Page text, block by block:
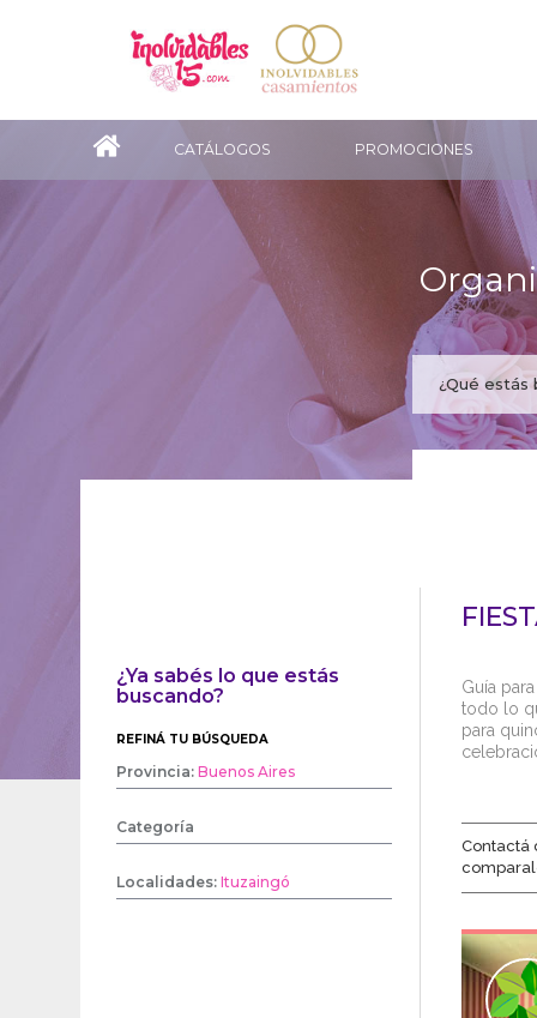
CATÁLOGOS PROMOCIONES
¿Ya sabés lo que estás
buscando?
REFINÁ TU BÚSQUEDA
Provincia:Buenos Aires
Categoría
Localidades:Ituzaingó
Guía
todo lo
para
Contactá